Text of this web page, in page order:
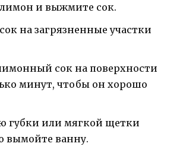
и выжмите сок.
на загрязненные участки
сок на поверхности
минут, чтобы он хорошо
губки или мягкой щетки
вымойте ванну.